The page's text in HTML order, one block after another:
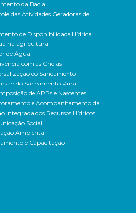
da Bacia
das Atividades Geradoras de
de Disponibilidade Hídrica
na agricultura
de Água
com as Cheias
do Saneamento
do Saneamento Rural
de APPs e Nascentes
e Acompanhamento da
Integrada dos Recursos Hídricos
Social
Ambiental
e Capacitação